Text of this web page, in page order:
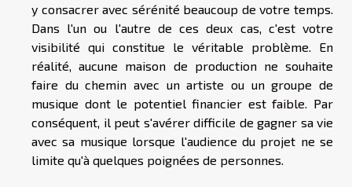
y consacrer avec sérénité beaucoup de votre temps.
Dans l'un ou l'autre de ces deux cas, c'est votre
visibilité qui constitue le véritable problème. En
réalité, aucune maison de production ne souhaite
faire du chemin avec un artiste ou un groupe de
musique dont le potentiel financier est faible. Par
conséquent, il peut s'avérer difficile de gagner sa vie
avec sa musique lorsque l'audience du projet ne se
limite qu'à quelques poignées de personnes.